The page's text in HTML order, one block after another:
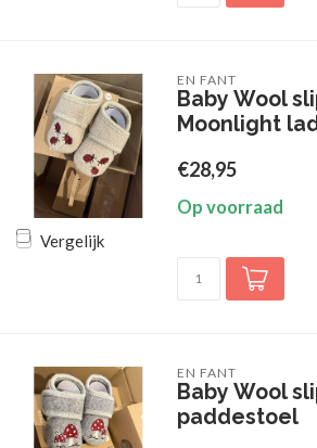
Vergelijk
EN FANT
Baby Wool
Moonlight
€28,95
Op voorraad
EN FANT
Baby Wool
paddestoel